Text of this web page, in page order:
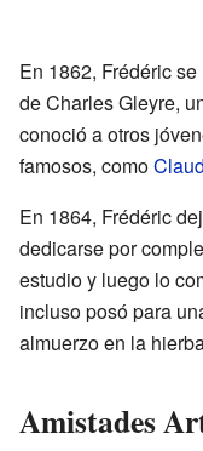
En 1862, Frédéric
de Charles Gleyre,
conoció a otros
famosos, como
En 1864, Frédéric
dedicarse por
estudio y luego lo
incluso posó para
almuerzo en la
Amistades